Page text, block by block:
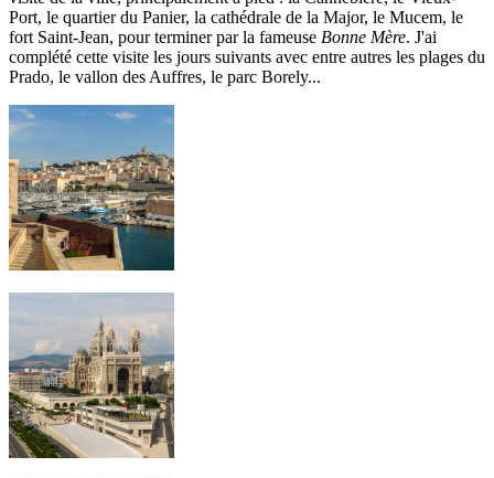
Port, le quartier du Panier, la cathédrale de la Major, le Mucem, le
fort Saint-Jean, pour terminer par la fameuse Bonne Mère. J'ai
complété cette visite les jours suivants avec entre autres les plages du
Prado, le vallon des Auffres, le parc Borely...